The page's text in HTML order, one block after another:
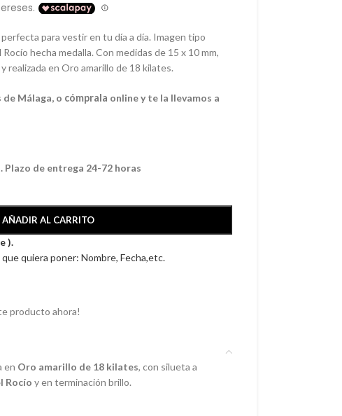
para vestir en tu día a día. Imagen tipo
hecha medalla. Con medidas de 15 x 10 mm,
realizada en Oro amarillo de 18 kilates.
Málaga, o cómprala online y te la llevamos a
Plazo de entrega 24-72 horas
AÑADIR AL CARRITO
).
quiera poner: Nombre, Fecha,etc.
producto ahora!
en Oro amarillo de 18 kilates, con silueta a
Rocío y en terminación brillo.